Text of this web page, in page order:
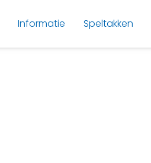
Informatie Speltakken